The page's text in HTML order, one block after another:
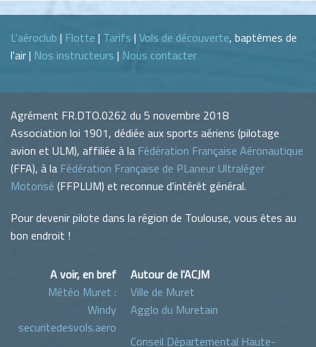
L'aéroclub | Flotte | Tarifs | Vols de découverte, baptêmes de
l'air | Nos instructeurs | Nous contacter
Agrément FR.DTO.0262 du 5 novembre 2018
Association loi 1901, dédiée aux sports aériens (pilotage
avion et ULM), affiliée à la Fédération Française Aéronautique
(FFA), à la Fédération Française de PLaneur Ultraléger
Motorisé (FFPLUM) et reconnue d'intérêt général.
Pour devenir pilote dans la région de Toulouse, vous êtes au
bon endroit !
A voir, en bref
Météo Muret :
Windy
securitedesvols.aero
Autour de l'ACJM
Ville de Muret
Agglo du Muretain
Conseil Départemental Haute-